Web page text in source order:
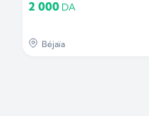
2 000 DA
Béjaïa